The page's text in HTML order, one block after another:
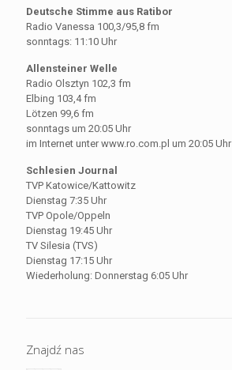
Deutsche Stimme aus Ratibor
Radio Vanessa 100,3/95,8 fm
sonntags: 11:10 Uhr
Allensteiner Welle
Radio Olsztyn 102,3 fm
Elbing 103,4 fm
Lötzen 99,6 fm
sonntags um 20:05 Uhr
im Internet unter www.ro.com.pl um 20:05 Uhr
Schlesien Journal
TVP Katowice/Kattowitz
Dienstag 7:35 Uhr
TVP Opole/Oppeln
Dienstag 19:45 Uhr
TV Silesia (TVS)
Dienstag 17:15 Uhr
Wiederholung: Donnerstag 6:05 Uhr
Znajdź nas